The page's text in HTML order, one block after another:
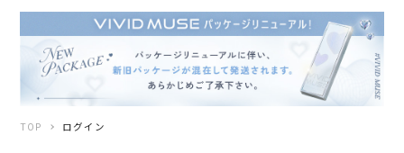
TOP ログイン